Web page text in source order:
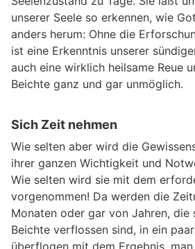
unserer Seele so erkennen, wie
anders herum: Ohne die
ist eine Erkenntnis unserer
auch eine wirklich heilsame Reue
Beichte ganz und gar unmöglich.
Sich Zeit nehmen
Wie selten aber wird die
ihrer ganzen Wichtigkeit und
Wie selten wird sie mit dem
vorgenommen! Da werden die
Monaten oder gar von Jahren,
Beichte verflossen sind, in ein
überflogen mit dem Ergebnis,